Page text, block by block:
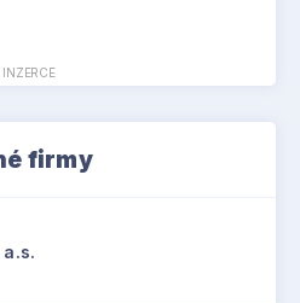
INZERCE
firmy
a.s.